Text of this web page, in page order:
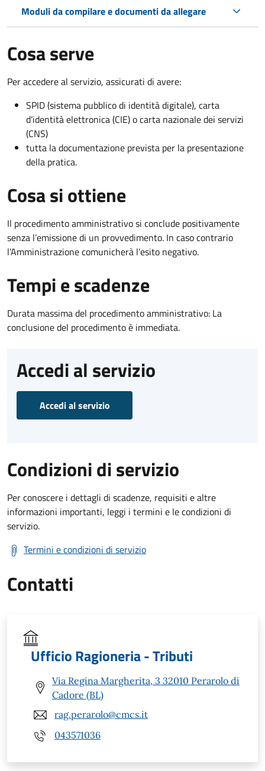
Moduli da compilare e documenti da allegare
Cosa serve
Per accedere al servizio, assicurati di avere:
SPID (sistema pubblico di identità digitale), carta
d’identità elettronica (CIE) o carta nazionale dei servizi
(CNS)
tutta la documentazione prevista per la presentazione
della pratica.
Cosa si ottiene
Il procedimento amministrativo si conclude positivamente
senza l’emissione di un provvedimento. In caso contrario
l’Amministrazione comunicherà l’esito negativo.
Tempi e scadenze
Durata massima del procedimento amministrativo: La
conclusione del procedimento è immediata.
Accedi al servizio
Accedi al servizio
Condizioni di servizio
Per conoscere i dettagli di scadenze, requisiti e altre
informazioni importanti, leggi i termini e le condizioni di
servizio.
Termini e condizioni di servizio
Contatti
Ufficio Ragioneria - Tributi
Via Regina Margherita, 3 32010 Perarolo di
Cadore (BL)
rag.perarolo@cmcs.it
043571036